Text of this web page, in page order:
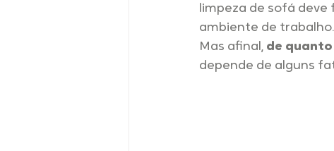
limpeza de sofá deve
ambiente de trabalho.
Mas afinal, de
depende de alguns